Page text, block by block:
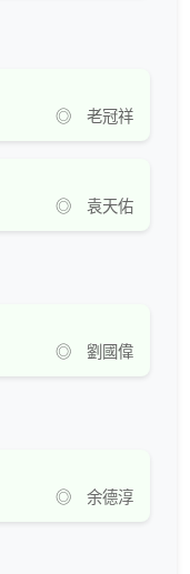
◎ 老冠祥
◎ 袁天佑
◎ 劉國偉
◎ 余德淳